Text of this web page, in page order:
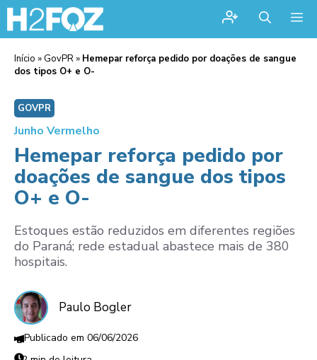
Início » GovPR » Hemepar reforça pedido por doações de sangue
dos tipos O+ e O-
GOVPR
Junho Vermelho
Hemepar reforça pedido por
doações de sangue dos tipos
O+ e O-
Estoques estão reduzidos em diferentes regiões
do Paraná; rede estadual abastece mais de 380
hospitais.
Paulo Bogler
06/06/2026